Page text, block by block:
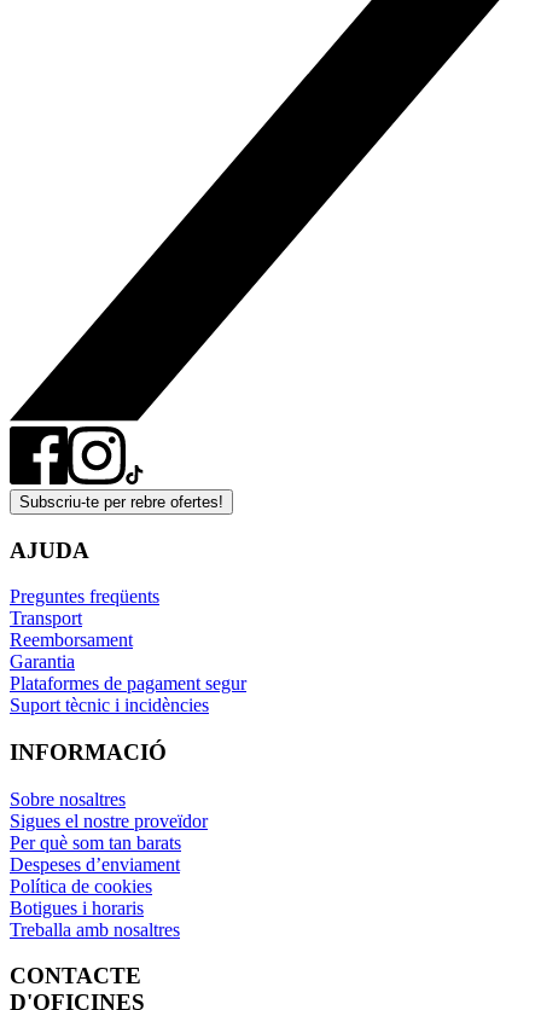
Subscriu-te per rebre ofertes!
AJUDA
Preguntes freqüents
Transport
Reemborsament
Garantia
Plataformes de pagament segur
Suport tècnic i incidències
INFORMACIÓ
Sobre nosaltres
Sigues el nostre proveïdor
Per què som tan barats
Despeses d’enviament
Política de cookies
Botigues i horaris
Treballa amb nosaltres
CONTACTE
D'OFICINES